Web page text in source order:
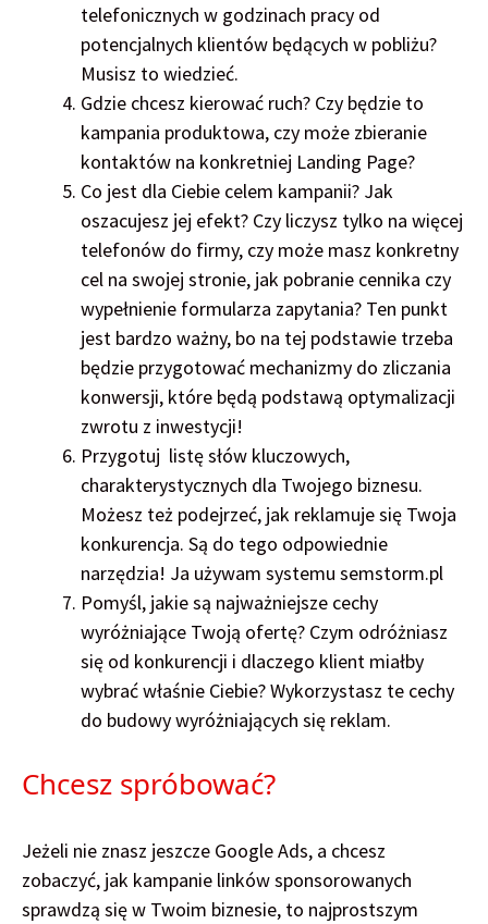
telefonicznych w godzinach pracy od
potencjalnych klientów będących w pobliżu?
Musisz to wiedzieć.
Gdzie chcesz kierować ruch? Czy będzie to
kampania produktowa, czy może zbieranie
kontaktów na konkretniej Landing Page?
Co jest dla Ciebie celem kampanii? Jak
oszacujesz jej efekt? Czy liczysz tylko na więcej
telefonów do firmy, czy może masz konkretny
cel na swojej stronie, jak pobranie cennika czy
wypełnienie formularza zapytania? Ten punkt
jest bardzo ważny, bo na tej podstawie trzeba
będzie przygotować mechanizmy do zliczania
konwersji, które będą podstawą optymalizacji
zwrotu z inwestycji!
Przygotuj listę słów kluczowych,
charakterystycznych dla Twojego biznesu.
Możesz też podejrzeć, jak reklamuje się Twoja
konkurencja. Są do tego odpowiednie
narzędzia! Ja używam systemu semstorm.pl
Pomyśl, jakie są najważniejsze cechy
wyróżniające Twoją ofertę? Czym odróżniasz
się od konkurencji i dlaczego klient miałby
wybrać właśnie Ciebie? Wykorzystasz te cechy
do budowy wyróżniających się reklam.
Chcesz spróbować?
Jeżeli nie znasz jeszcze Google Ads, a chcesz
zobaczyć, jak kampanie linków sponsorowanych
sprawdzą się w Twoim biznesie, to najprostszym